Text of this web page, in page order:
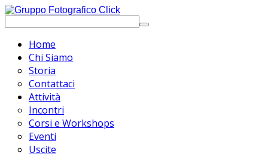
Home
Chi Siamo
Storia
Contattaci
Attività
Incontri
Corsi e Workshops
Eventi
Uscite